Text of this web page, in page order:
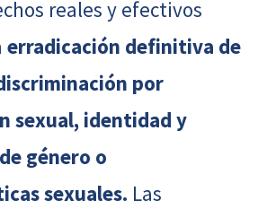
reales y efectivos
erradicación definitiva de
por
sexual, identidad y
género o
sexuales. Las